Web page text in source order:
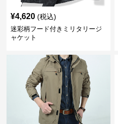
¥4,620 (税込)
迷彩柄フード付きミリタリージ
ャケット